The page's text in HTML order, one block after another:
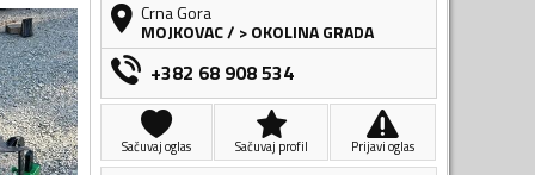
Crna Gora
MOJKOVAC/ > OKOLINA GRADA
+382 68 908 534
Sačuvaj oglas Sačuvaj profil Prijavi oglas